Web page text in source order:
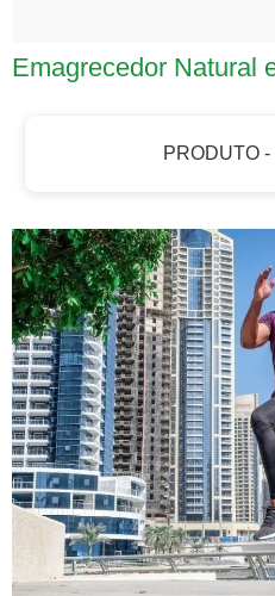
Emagrecedor Natural
PRODUTO